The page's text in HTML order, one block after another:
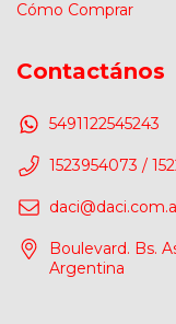
Cómo Comprar
Contactános
5491122545243
1523954073 /
Boulevard. Bs.
Argentina